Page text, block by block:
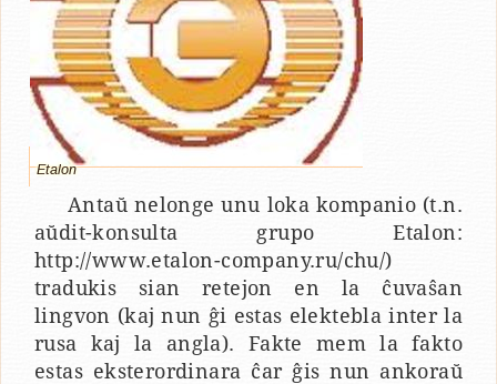
Etalon
Antaŭ nelonge unu loka kompanio (t.n.
aŭdit-konsulta grupo Etalon:
http://www.etalon-company.ru/chu/)
tradukis sian retejon en la ĉuvaŝan
lingvon (kaj nun ĝi estas elektebla inter la
rusa kaj la angla). Fakte mem la fakto
estas eksterordinara ĉar ĝis nun ankoraŭ